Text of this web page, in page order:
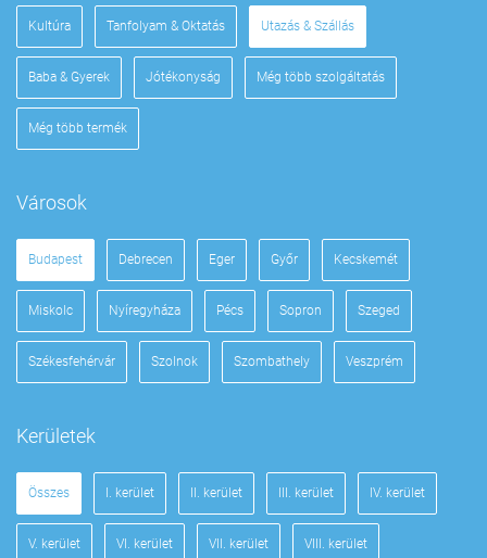
Kultúra Tanfolyam & Oktatás Utazás & Szállás
Baba & Gyerek Jótékonyság Még több szolgáltatás
Még több termék
Városok
Budapest Debrecen Eger Győr Kecskemét
Miskolc Nyíregyháza Pécs Sopron Szeged
Székesfehérvár Szolnok Szombathely Veszprém
Kerületek
Összes I. kerület II. kerület III. kerület IV. kerület
V. kerület VI. kerület VII. kerület VIII. kerület